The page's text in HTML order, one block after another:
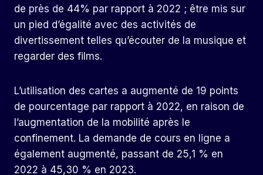
de près de 44% par rapport à 2022 ; être mis sur
un pied d’égalité avec des activités de
divertissement telles qu’écouter de la musique et
regarder des films.
L’utilisation des cartes a augmenté de 19 points
de pourcentage par rapport à 2022, en raison de
l’augmentation de la mobilité après le
confinement. La demande de cours en ligne a
également augmenté, passant de 25,1 % en
2022 à 45,30 % en 2023.